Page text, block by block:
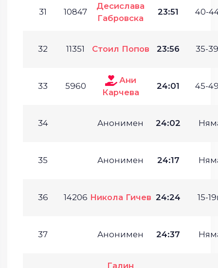
31 10847
Десислава
Габровска
23:51 40-
32 11351 Стоил Попов 23:56 35-
33 5960
Ани
Карчева
24:01 45-
34 Анонимен 24:02
35 Анонимен 24:17
36 14206 Никола Гичев 24:24 15-
37 Анонимен 24:37
Галин